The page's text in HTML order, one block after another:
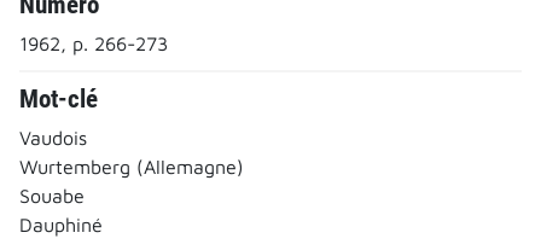
1962, p. 266-273
Mot-clé
Vaudois
Wurtemberg (Allemagne)
Souabe
Dauphiné